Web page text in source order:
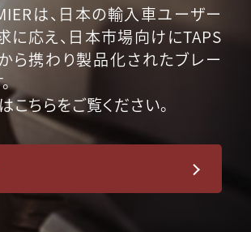
は、日本の輸入車ユーザー
に応え、日本市場向けにTAPS
ら携わり製品化されたブレー
ちらをご覧ください。